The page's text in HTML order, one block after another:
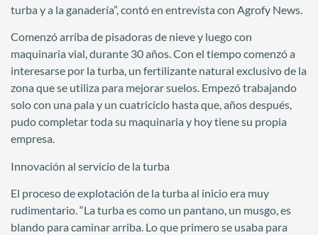
turba y a la ganadería”, contó en entrevista con Agrofy News.
Comenzó arriba de pisadoras de nieve y luego con
maquinaria vial, durante 30 años. Con el tiempo comenzó a
interesarse por la turba, un fertilizante natural exclusivo de la
zona que se utiliza para mejorar suelos. Empezó trabajando
solo con una pala y un cuatriciclo hasta que, años después,
pudo completar toda su maquinaria y hoy tiene su propia
empresa.
Innovación al servicio de la turba
El proceso de explotación de la turba al inicio era muy
rudimentario. “La turba es como un pantano, un musgo, es
blando para caminar arriba. Lo que primero se usaba para